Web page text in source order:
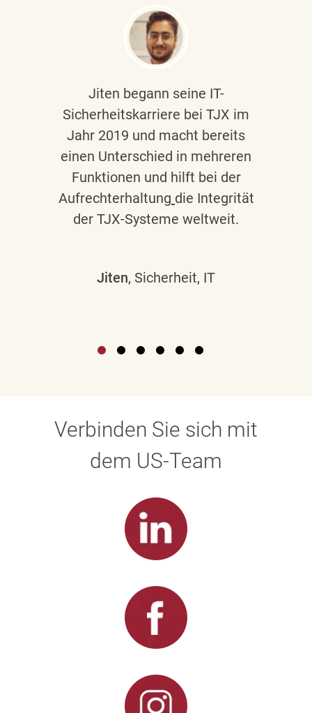
Jiten begann seine IT-
Sicherheitskarriere bei TJX im
Jahr 2019 und macht bereits
einen Unterschied in mehreren
Funktionen und hilft bei der
Aufrechterhaltung die Integrität
der TJX-Systeme weltweit.
Jiten, Sicherheit, IT
Verbinden Sie sich mit
dem US-Team